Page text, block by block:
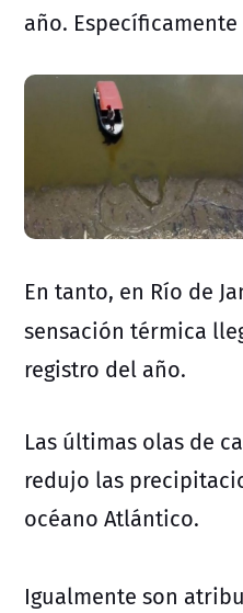
año.
En tanto, en Río de
sensación térmica
registro del año.
Las últimas olas de
redujo las
océano Atlántico.
Igualmente son